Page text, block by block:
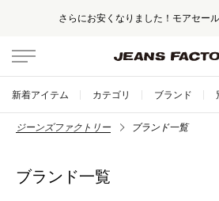
さらにお安くなりました！モアセール
新着アイテム カテゴリ ブランド
ジーンズファクトリー ブランド一覧
ブランド一覧